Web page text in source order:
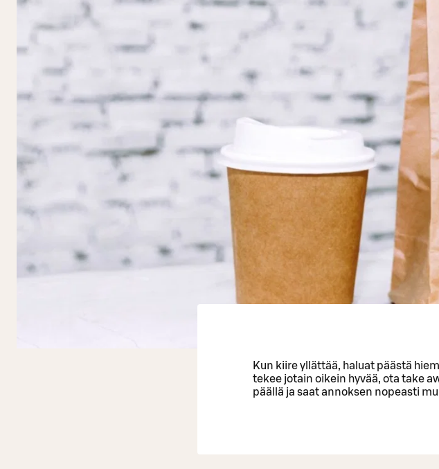
Kun kiire yllättää, haluat päästä
tekee jotain oikein hyvää, ota take
päällä ja saat annoksen nopeasti